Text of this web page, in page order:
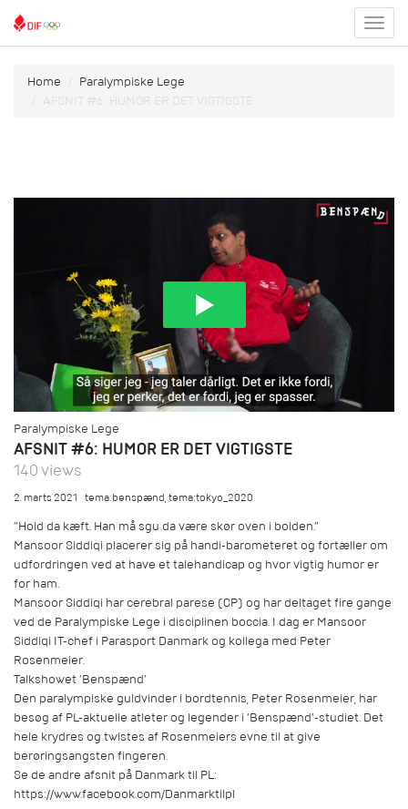
menu
Home
Paralympiske Lege
AFSNIT #6: HUMOR ER DET VIGTIGSTE
Paralympiske Lege
AFSNIT #6: HUMOR ER DET VIGTIGSTE
140 views
2. marts 2021 tema:benspænd,tema:tokyo_2020
”Hold da kæft. Han må sgu da være skør oven i bolden.”
Mansoor Siddiqi placerer sig på handi-barometeret og fortæller om
udfordringen ved at have et talehandicap og hvor vigtig humor er
for ham.
Mansoor Siddiqi har cerebral parese (CP) og har deltaget fire gange
ved de Paralympiske Lege i disciplinen boccia. I dag er Mansoor
Siddiqi IT-chef i Parasport Danmark og kollega med Peter
Rosenmeier.
Talkshowet ’Benspænd’
Den paralympiske guldvinder i bordtennis, Peter Rosenmeier, har
besøg af PL-aktuelle atleter og legender i ’Benspænd’-studiet. Det
hele krydres og twistes af Rosenmeiers evne til at give
berøringsangsten fingeren.
Se de andre afsnit på Danmark til PL:
https://www.facebook.com/Danmarktilpl